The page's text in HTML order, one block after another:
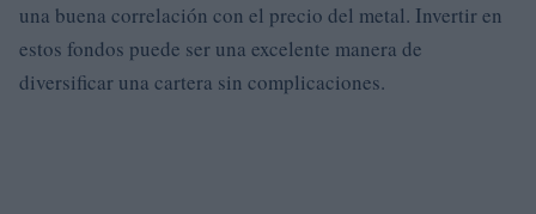
una buena correlación con el precio del metal. Invertir en
estos fondos puede ser una excelente manera de
diversificar una cartera sin complicaciones.